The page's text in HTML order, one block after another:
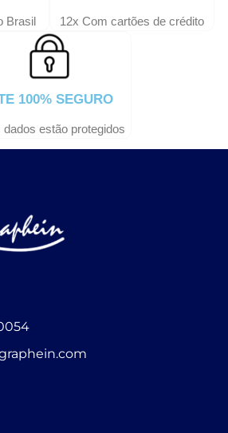
Brasil 12x Com cartões de crédito
100% SEGURO
dados estão protegidos